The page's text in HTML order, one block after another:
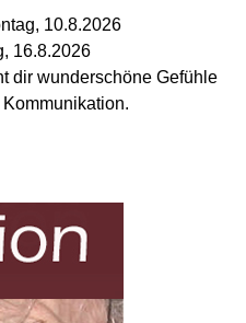
10.8.2026
16.8.2026
dir wunderschöne Gefühle